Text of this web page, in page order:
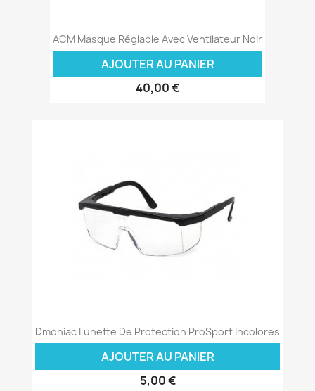
ACM Masque Réglable Avec Ventilateur Noir
AJOUTER AU PANIER
40,00 €
Dmoniac Lunette De Protection ProSport Incolores
AJOUTER AU PANIER
5,00 €